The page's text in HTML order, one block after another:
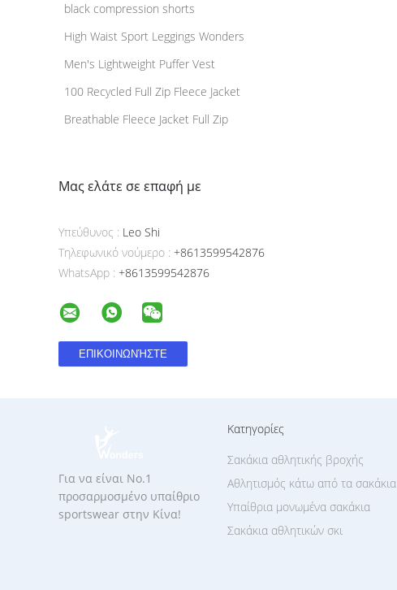
black compression shorts
High Waist Sport Leggings Wonders
Men's Lightweight Puffer Vest
100 Recycled Full Zip Fleece Jacket
Breathable Fleece Jacket Full Zip
Μας ελάτε σε επαφή με
Υπεύθυνος : Leo Shi
Τηλεφωνικό νούμερο : +8613599542876
WhatsApp : +8613599542876
Για να είναι No.1
προσαρμοσμένο υπαίθριο
sportswear στην Κίνα!
Κατηγορίες
Σακάκια αθλητικών σκι
Σακάκια αθλητικής βροχής
Αθλητισμός κάτω από τα σακάκια
Υπαίθρια μονωμένα σακάκια